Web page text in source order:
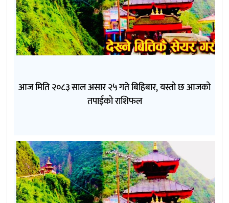
आज मिति २०८३ साल असार २५ गते बिहिबार, यस्तो छ आजको
तपाईको राशिफल